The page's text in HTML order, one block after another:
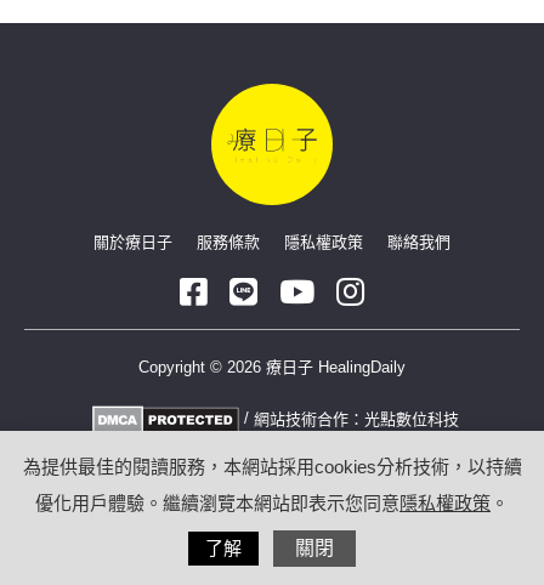
關於療日子 服務條款 隱私權政策 聯絡我們
Copyright © 2026 療日子 HealingDaily
/ 網站技術合作： 光點數位科技
為提供最佳的閱讀服務，本網站採用cookies分析技術，以持續
優化用戶體驗。繼續瀏覽本網站即表示您同意隱私權政策 。
了解 關閉